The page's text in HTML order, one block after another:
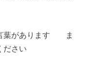
言葉があります ま
ださい